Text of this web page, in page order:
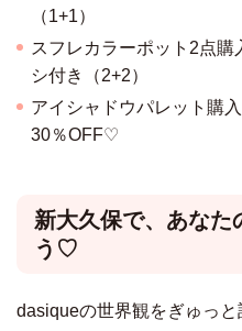
（1+1）
スフレカラーポット2点
シ付き（2+2）
アイシャドウパレット購
30％OFF♡
新大久保で、あなた
う♡
dasiqueの世界観をぎゅっ